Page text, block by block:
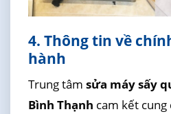
4. Thông tin về
hành
Trung tâm sửa máy sấy
Bình Thạnh cam kết cung